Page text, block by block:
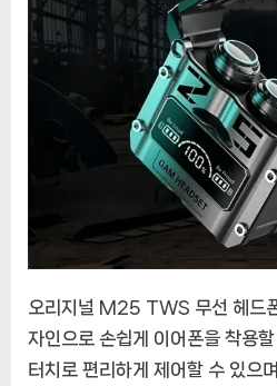
오리지널 M25 TWS 무선 헤드
자인으로 손쉽게 이어폰을 착용
터치로 편리하게 제어할 수 있으